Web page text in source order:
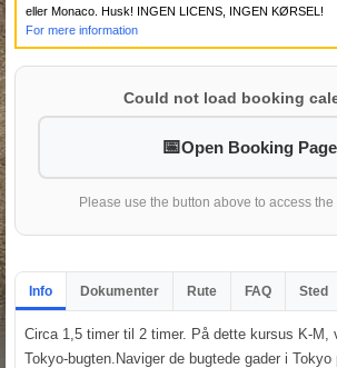
eller Monaco. Husk! INGEN LICENS, INGEN KØRSEL!
For mere information
Could not load booking
Open Booking Page
Please use the button above to access
Info Dokumenter Rute FAQ Sted
Circa 1,5 timer til 2 timer. På dette kursus K-M,
Tokyo-bugten.Naviger de bugtede gader i